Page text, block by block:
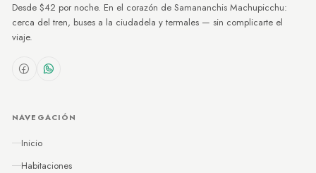
Desde $42 por noche. En el corazón de Samananchis Machupicchu:
cerca del tren, buses a la ciudadela y termales — sin complicarte el
viaje.
NAVEGACIÓN
Inicio
Habitaciones